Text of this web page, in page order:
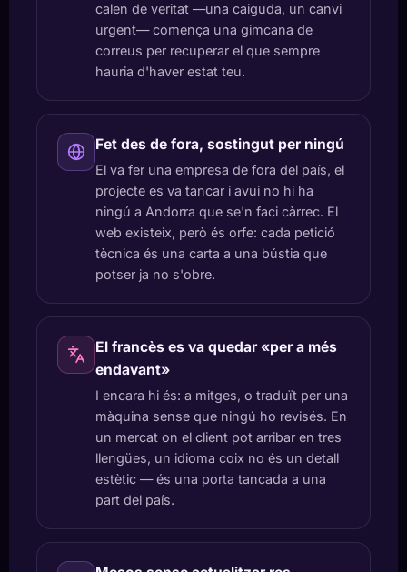
calen de veritat —una caiguda, un canvi
urgent— comença una gimcana de
correus per recuperar el que sempre
hauria d'haver estat teu.
Fet des de fora, sostingut per ningú
El va fer una empresa de fora del país, el
projecte es va tancar i avui no hi ha
ningú a Andorra que se'n faci càrrec. El
web existeix, però és orfe: cada petició
tècnica és una carta a una bústia que
potser ja no s'obre.
El francès es va quedar «per a més
endavant»
I encara hi és: a mitges, o traduït per una
màquina sense que ningú ho revisés. En
un mercat on el client pot arribar en tres
llengües, un idioma coix no és un detall
estètic — és una porta tancada a una
part del país.